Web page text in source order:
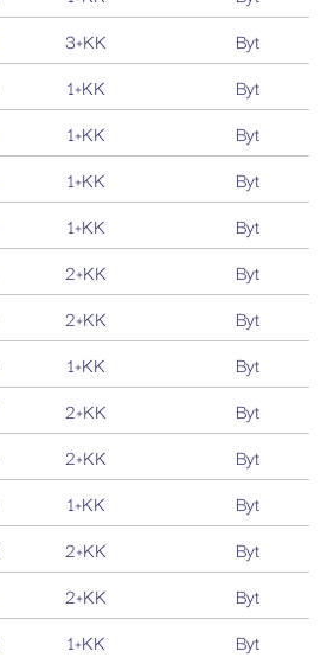
3+KK
Byt
1+KK
Byt
1+KK
Byt
1+KK
Byt
1+KK
Byt
2+KK
Byt
2+KK
Byt
1+KK
Byt
2+KK
Byt
2+KK
Byt
1+KK
Byt
2+KK
Byt
2+KK
Byt
1+KK
Byt
správu stavu
relace.